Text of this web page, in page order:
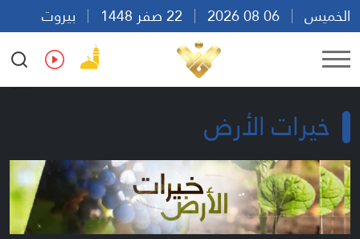
الخميس
بيروت
05:12
Ar En Fr Es
خيرات الأرض